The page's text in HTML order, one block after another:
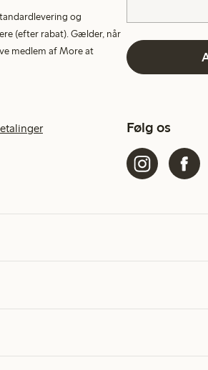
og
(efter rabat). Gælder, når
medlem af More at
Følg os